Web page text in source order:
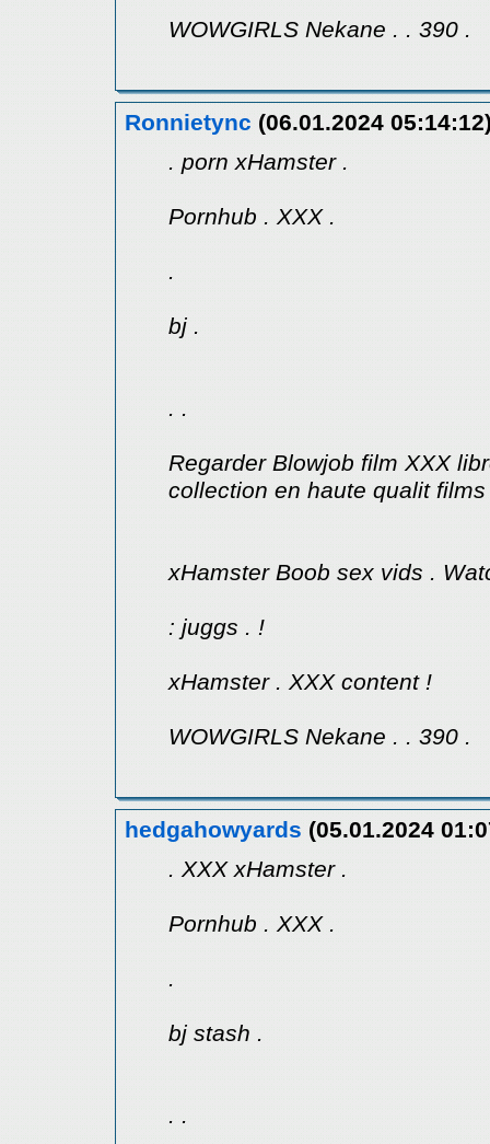
WOWGIRLS Nekane . . 390 .
Ronnietync (06.01.2024
. porn xHamster .
Pornhub . XXX .
.
bj .
. .
Regarder Blowjob film XXX
collection en haute qualit
xHamster Boob sex vids .
: juggs . !
xHamster . XXX content !
WOWGIRLS Nekane . . 390 .
hedgahowyards (05.01.2024
. XXX xHamster .
Pornhub . XXX .
.
bj stash .
. .